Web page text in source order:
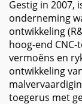
Gestig in 2007,
onderneming
ontwikkeling
hoog-end
vermoëns en
ontwikkeling
toegerus met